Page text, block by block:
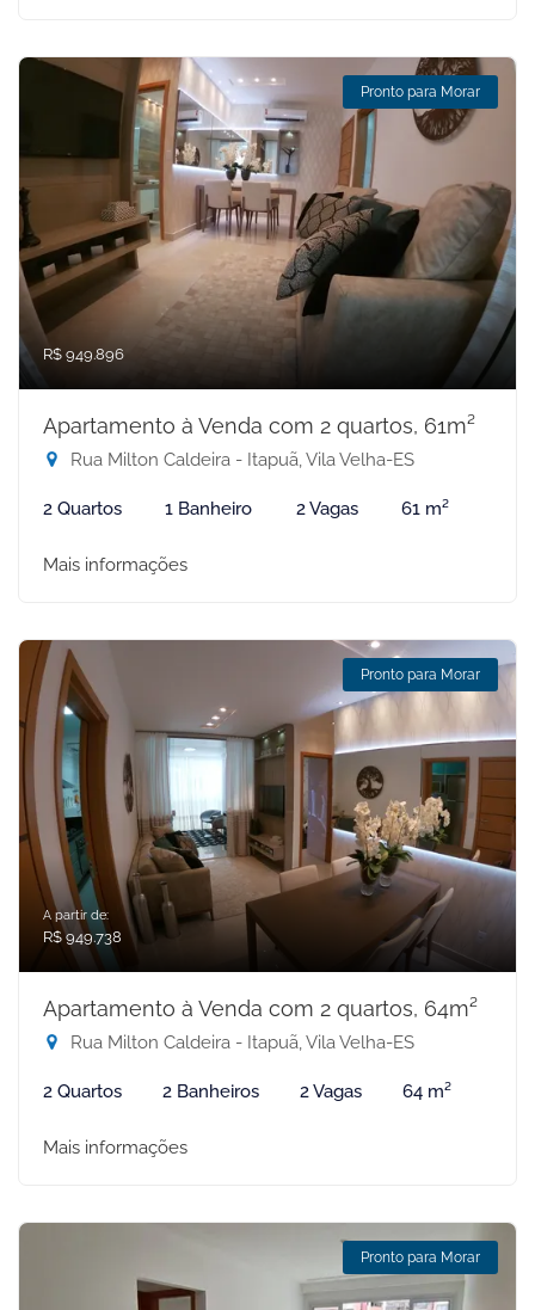
Pronto para Morar
R$ 949.896
Apartamento à Venda com 2 quartos, 61m²
Rua Milton Caldeira - Itapuã, Vila Velha-ES
2 Quartos 1 Banheiro 2 Vagas 61 m²
Mais informações
Pronto para Morar
A partir de:
R$ 949.738
Apartamento à Venda com 2 quartos, 64m²
Rua Milton Caldeira - Itapuã, Vila Velha-ES
2 Quartos 2 Banheiros 2 Vagas 64 m²
Mais informações
Pronto para Morar